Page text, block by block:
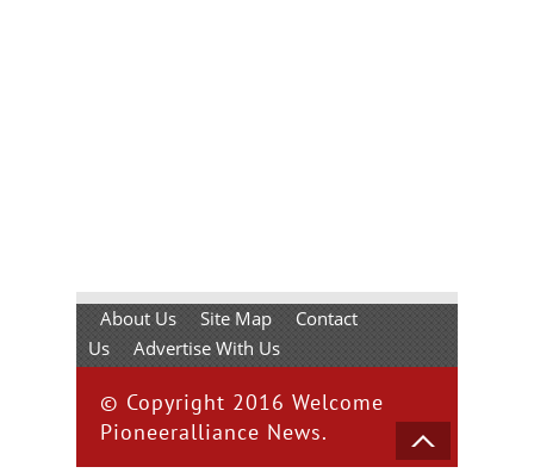
About Us Site Map
Contact
Us
Advertise With Us
© Copyright 2016 Welcome
Pioneeralliance News.